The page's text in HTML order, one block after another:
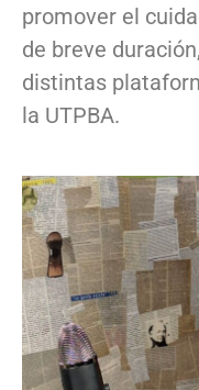
promover el
de breve
distintas
la UTPBA.